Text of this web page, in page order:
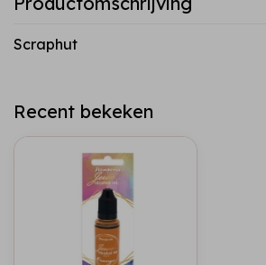
Scraphut
Recent bekeken